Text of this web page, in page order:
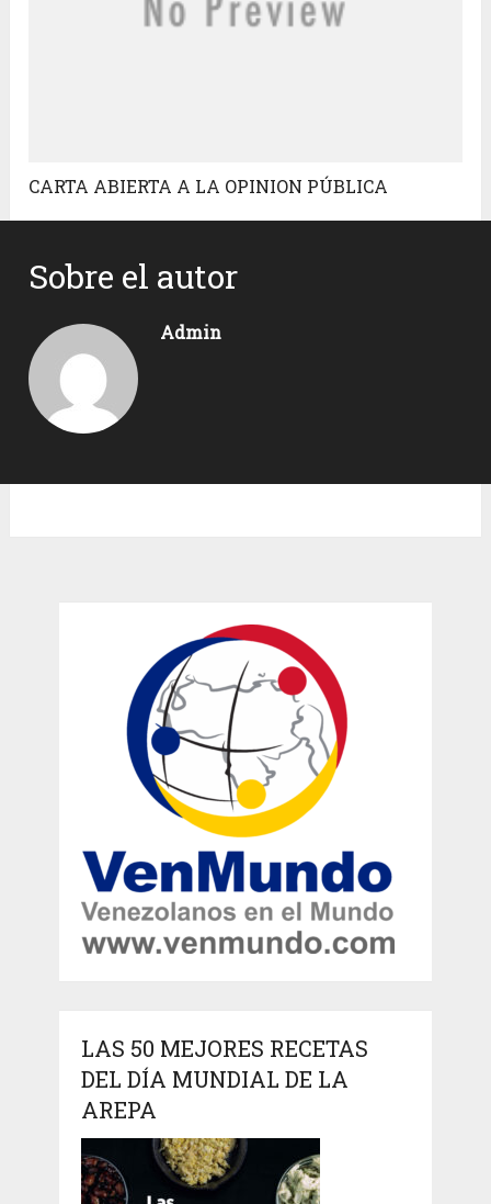
CARTA ABIERTA A LA OPINION PÚBLICA
Sobre el autor
Admin
LAS 50 MEJORES RECETAS
DEL DÍA MUNDIAL DE LA
AREPA